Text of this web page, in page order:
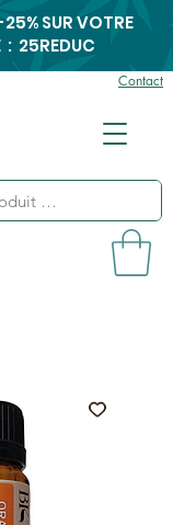
Contact
SUR VOTRE
: 25REDUC